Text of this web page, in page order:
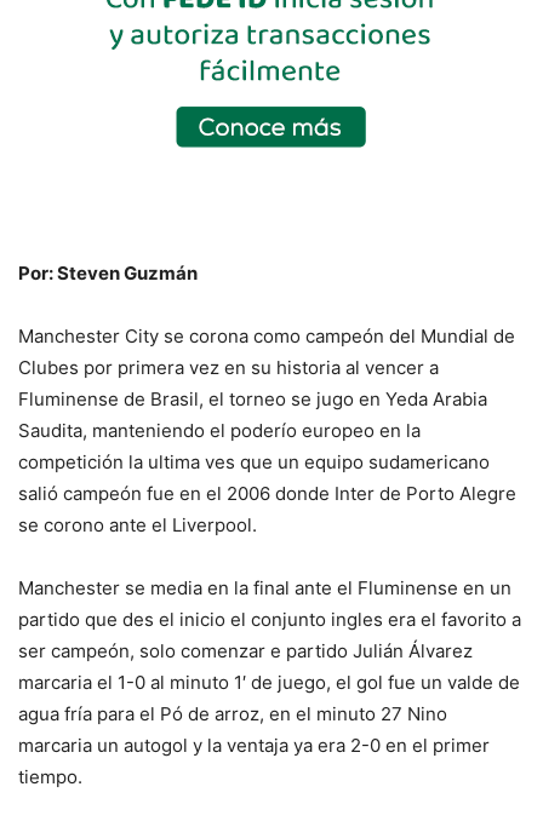
Por: Steven Guzmán
Manchester City se corona como campeón del Mundial de
Clubes por primera vez en su historia al vencer a
Fluminense de Brasil, el torneo se jugo en Yeda Arabia
Saudita, manteniendo el poderío europeo en la
competición la ultima ves que un equipo sudamericano
salió campeón fue en el 2006 donde Inter de Porto Alegre
se corono ante el Liverpool.
Manchester se media en la final ante el Fluminense en un
partido que des el inicio el conjunto ingles era el favorito a
ser campeón, solo comenzar e partido Julián Álvarez
marcaria el 1-0 al minuto 1′ de juego, el gol fue un valde de
agua fría para el Pó de arroz, en el minuto 27 Nino
marcaria un autogol y la ventaja ya era 2-0 en el primer
tiempo.